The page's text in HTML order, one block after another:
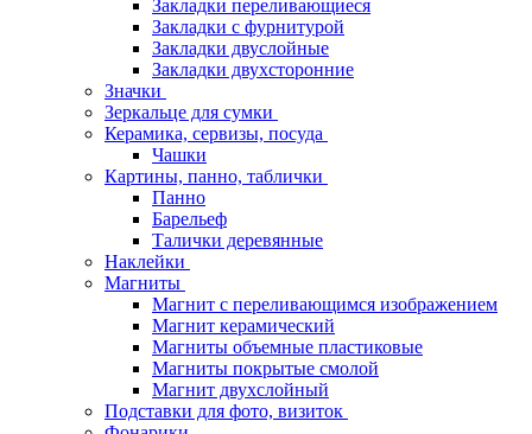
Закладки переливающиеся
Закладки с фурнитурой
Закладки двуслойные
Закладки двухсторонние
Значки
Зеркальце для сумки
Керамика, сервизы, посуда
Чашки
Картины, панно, таблички
Панно
Барельеф
Талички деревянные
Наклейки
Магниты
Магнит с переливающимся изображением
Магнит керамический
Магниты объемные пластиковые
Магниты покрытые смолой
Магнит двухслойный
Подставки для фото, визиток